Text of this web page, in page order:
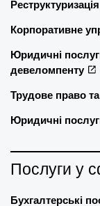
Реструктуризація
Корпоративне
Юридичні
девеломпенту
Трудове право
Юридичні
Послуги у
Бухгалтерські